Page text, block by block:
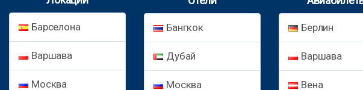
Барселона
Варшава
Москва
Бангкок
Дубай
Москва
Берлин
Варшава
Вена